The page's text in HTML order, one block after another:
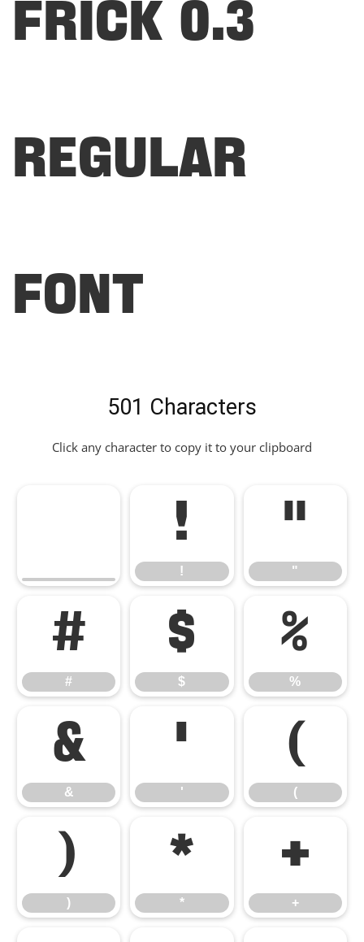
Frick 0.3
Regular
Font
501 Characters
Click any character to copy it to your clipboard
!
!
"
"
#
#
$
$
%
%
&
&
'
'
(
(
)
)
*
*
+
+